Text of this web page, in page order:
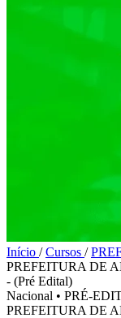
Início / Cursos /
PREFEITURA DE
- (Pré Edital)
Nacional • PRÉ-
PREFEITURA DE